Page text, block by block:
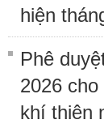
hiện
Phê
2026
khí thiên